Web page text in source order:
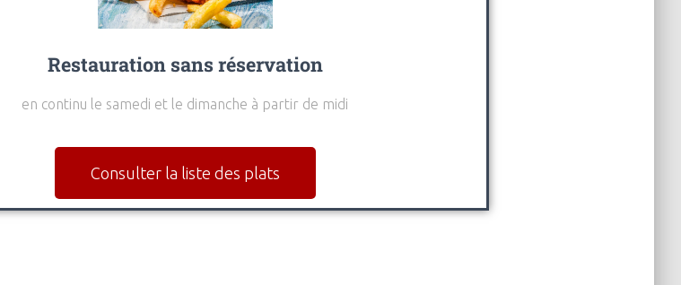
Restauration sans réservation
en continu le samedi et le dimanche à partir de midi
Consulter la liste des plats